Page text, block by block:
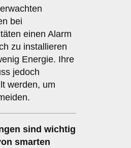
bei
einen Alarm
zu installieren
Energie. Ihre
jedoch
werden, um
sind wichtig
smarten